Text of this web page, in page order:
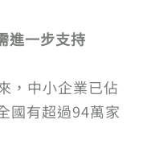
進一步支持
，中小企業已佔
國有超過94萬家